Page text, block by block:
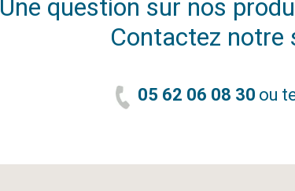
Une question sur nos
Contactez notre
05 62 06 08 30 ou